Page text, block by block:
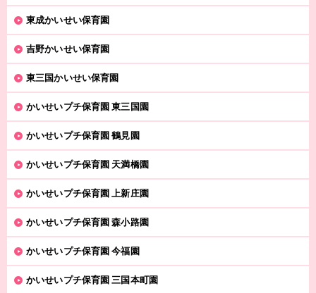
東成かいせい保育園
吉野かいせい保育園
東三国かいせい保育園
かいせいプチ保育園 東三国園
かいせいプチ保育園 鶴見園
かいせいプチ保育園 天満橋園
かいせいプチ保育園 上新庄園
かいせいプチ保育園 森小路園
かいせいプチ保育園 今福園
かいせいプチ保育園 三国本町園